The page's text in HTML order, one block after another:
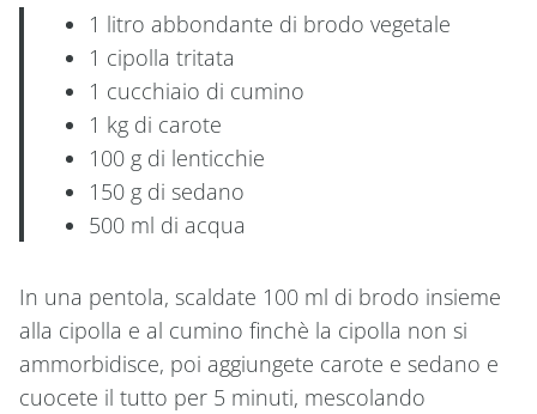
1 litro abbondante di brodo vegetale
1 cipolla tritata
1 cucchiaio di cumino
1 kg di carote
100 g di lenticchie
150 g di sedano
500 ml di acqua
In una pentola, scaldate 100 ml di brodo insieme
alla cipolla e al cumino finchè la cipolla non si
ammorbidisce, poi aggiungete carote e sedano e
cuocete il tutto per 5 minuti, mescolando